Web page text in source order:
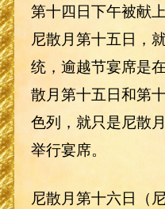
第十四日下午被献
尼散月第十五日，
统，逾越节宴席是
散月第十五日和第
色列，就只是尼散
举行宴席。
尼散月第十六日（